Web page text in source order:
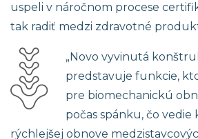
uspeli v náročnom procese
tak radiť medzi zdravotné
„Novo vyvinutá
predstavuje funkcie,
pre biomechanickú
počas spánku, čo vedie
rýchlejšej obnove